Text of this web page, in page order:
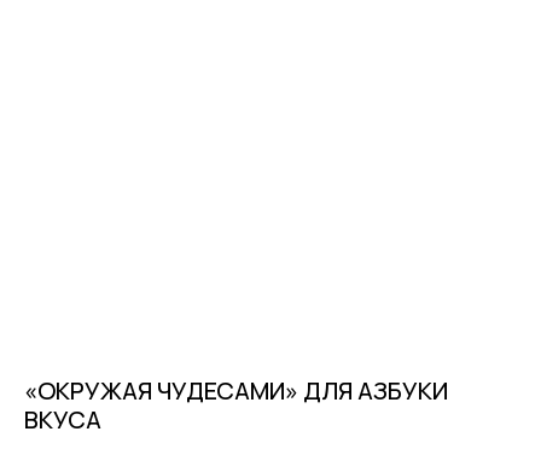
«ОКРУЖАЯ ЧУДЕСАМИ» ДЛЯ АЗБУКИ
ВКУСА